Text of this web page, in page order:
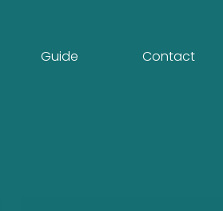
Guide Contact